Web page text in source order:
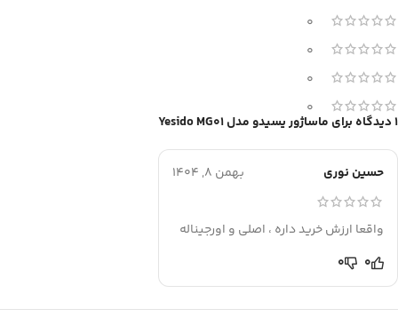
0
0
0
0
1 دیدگاه برای ماساژور یسیدو مدل Yesido MG01
حسین نوری بهمن 8, 1404
واقعا ارزش خرید داره ، اصلی و اورجیناله
0
0